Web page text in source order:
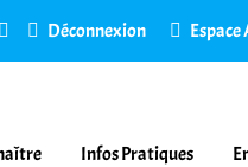
Déconnexion
Infos Pratiques